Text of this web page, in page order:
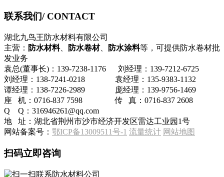
联系我们/ CONTACT
湖北九鸟王防水材料有限公司
主营： 防水材料、 防水卷材、 防水涂料等，可提供防水卷材批
发业务
袁总(董事长)：139-7238-1176 刘经理：139-7212-6725
刘经理：138-7241-0218 袁经理：135-9383-1132
谭经理：138-7226-2989 庞经理：139-9756-1469
座 机：0716-837 7598 传 真：0716-837 2608
Q Q：316946261@qq.com
地 址：湖北省荆州市沙市经济开发区雷达工业园1号
网站备案号： 鄂ICP备13009511号-1 流量统计 网站地图
扫码立即咨询